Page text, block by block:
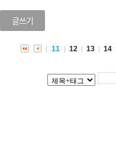
글쓰기
11 12 13 14